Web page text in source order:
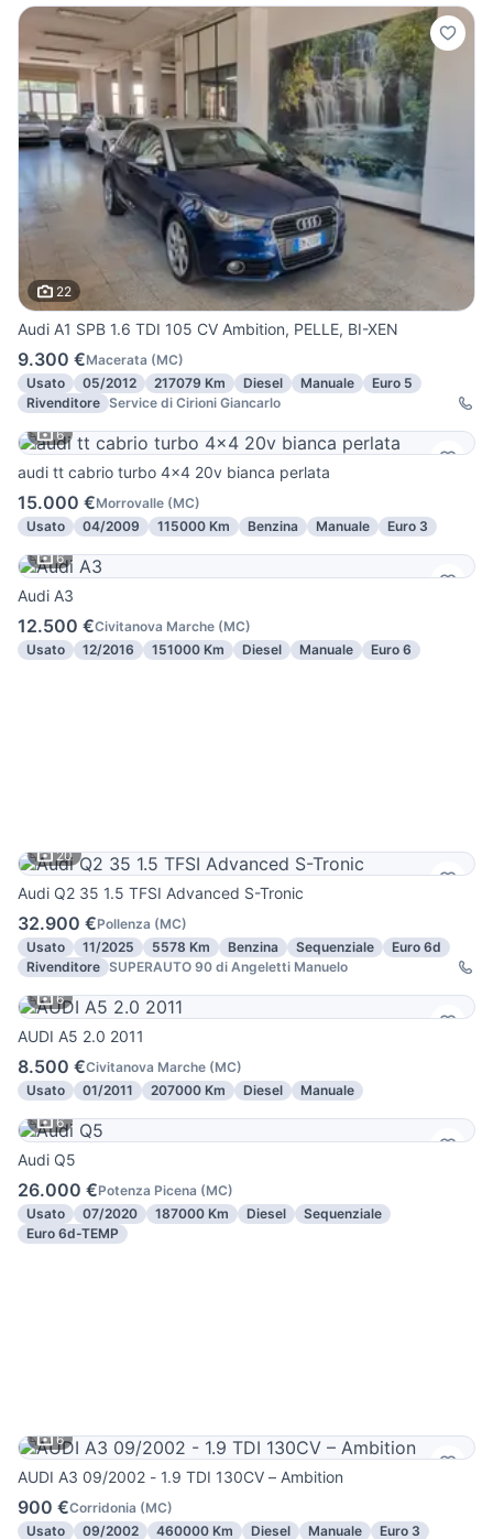
22
Audi A1 SPB 1.6 TDI 105 CV Ambition, PELLE, BI-XEN
9.300 €Macerata (MC)
Usato
05/2012 217079 Km Diesel Manuale
Euro 5
Rivenditore Service di Cirioni Giancarlo
6
audi tt cabrio turbo 4x4 20v bianca perlata
15.000 €Morrovalle (MC)
Usato
04/2009 115000 Km Benzina Manuale
Euro 3
6
Audi A3
12.500 €Civitanova Marche (MC)
Usato
12/2016 151000 Km Diesel Manuale Euro 6
20
Audi Q2 35 1.5 TFSI Advanced S-Tronic
32.900 €Pollenza (MC)
Usato
11/2025 5578 Km Benzina Sequenziale
Euro 6d
Rivenditore SUPERAUTO 90 di Angeletti Manuelo
6
AUDI A5 2.0 2011
8.500 €Civitanova Marche (MC)
Usato
01/2011 207000 Km Diesel
Manuale
6
Audi Q5
26.000 €Potenza Picena (MC)
Usato
07/2020 187000 Km Diesel
Sequenziale
Euro 6d-TEMP
6
AUDI A3 09/2002 - 1.9 TDI 130CV – Ambition
900 €Corridonia (MC)
Usato
09/2002 460000 Km Diesel Manuale Euro 3